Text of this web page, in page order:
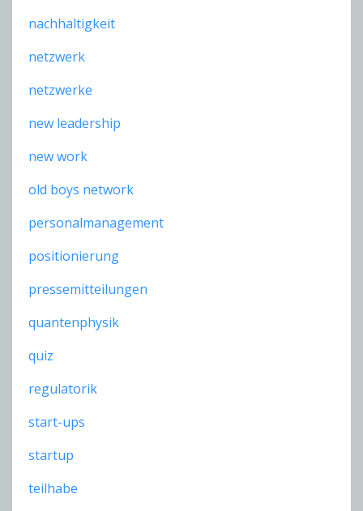
nachhaltigkeit
netzwerk
netzwerke
new leadership
new work
old boys network
personalmanagement
positionierung
pressemitteilungen
quantenphysik
quiz
regulatorik
start-ups
startup
teilhabe